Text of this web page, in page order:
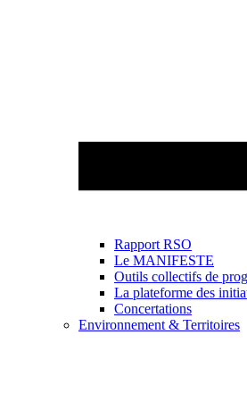
Rapport RSO
Le MANIFESTE
Outils collectifs de
La plateforme des
Concertations
Environnement & Territoires